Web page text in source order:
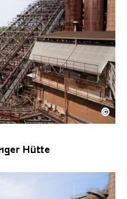
Hütte mit
Völklinger Hütte | Karl
©
Hütte